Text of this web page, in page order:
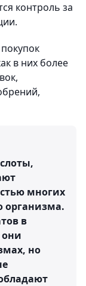
контроль за
в них более
многих
организма.
в
они
но